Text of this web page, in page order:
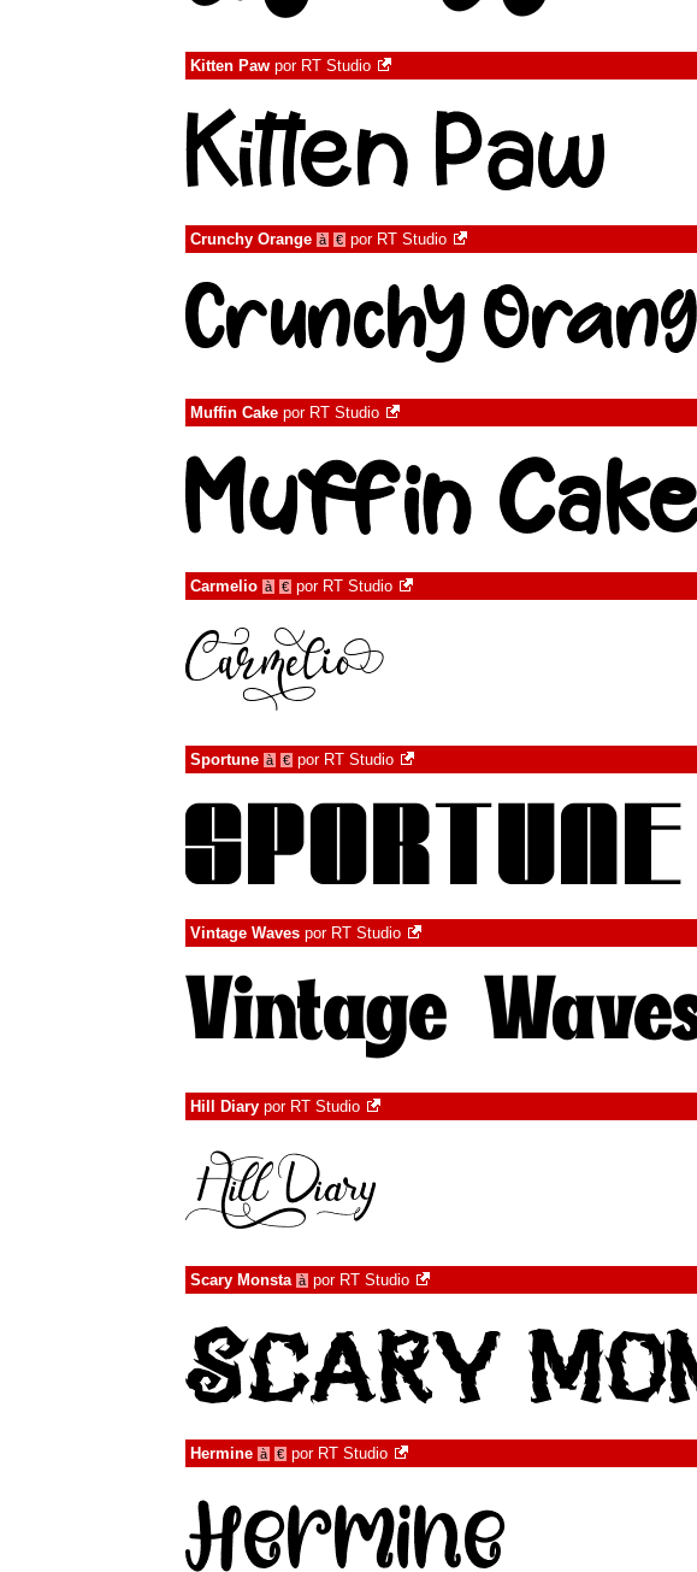
Kitten Paw por RT Studio
Crunchy Orange à € por RT Studio
Muffin Cake por RT Studio
Carmelio à € por RT Studio
Sportune à € por RT Studio
Vintage Waves por RT Studio
Hill Diary por RT Studio
Scary Monsta à por RT Studio
Hermine à € por RT Studio